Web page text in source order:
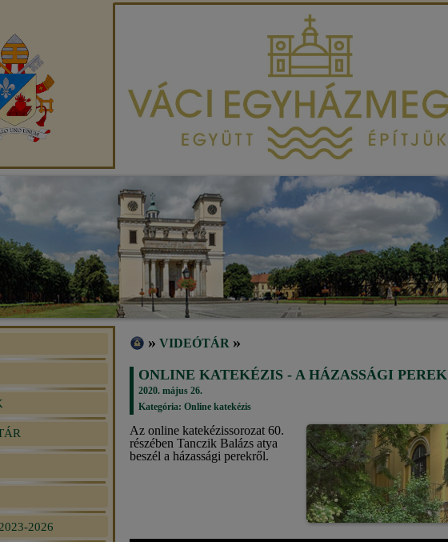
2026
» VIDEÓTÁR »
ONLINE KATEKÉZIS - A HÁZASSÁGI PEREK
2020. május 26.
Kategória: Online katekézis
Az online katekézissorozat 60.
részében Tanczik Balázs atya
beszél a házassági perekről.